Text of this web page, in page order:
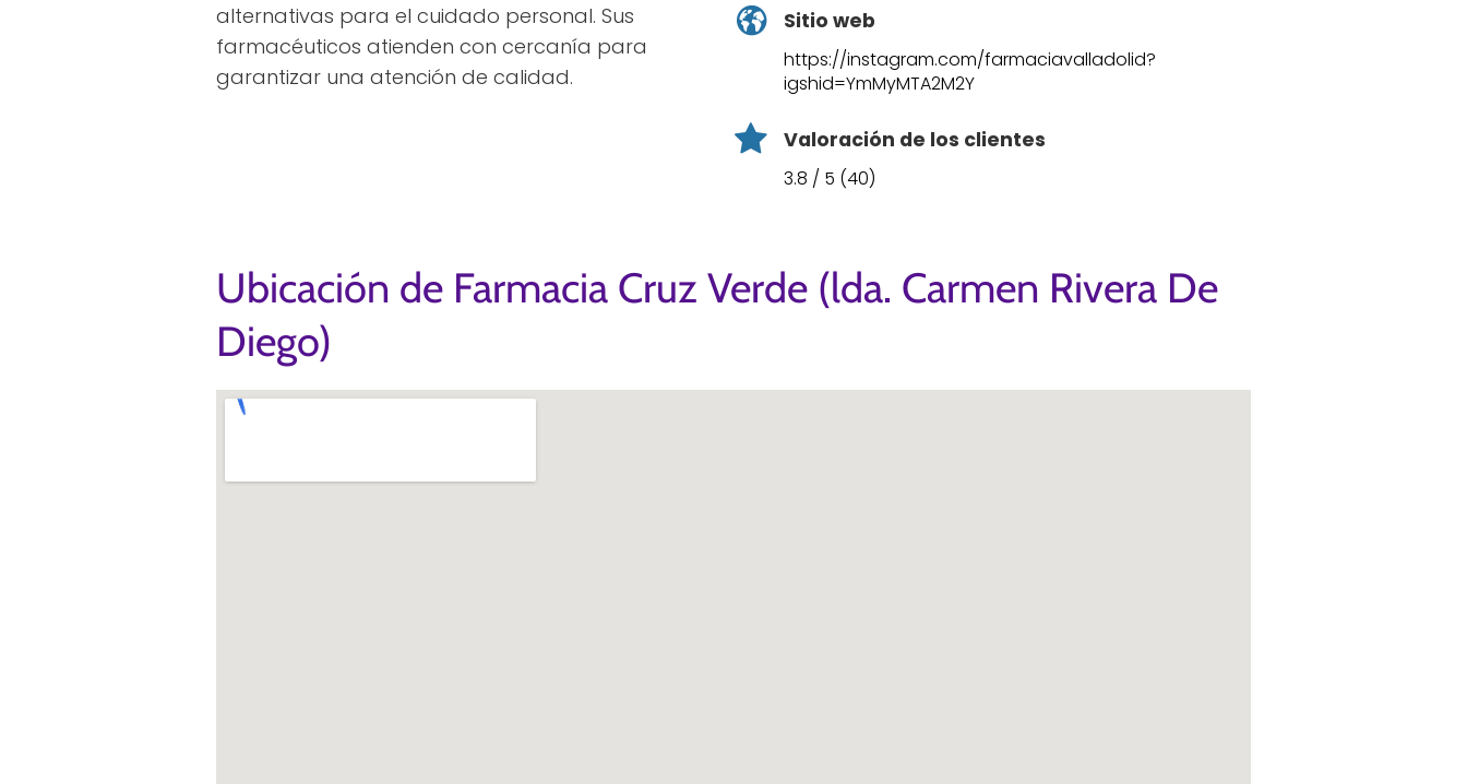
alternativas para el cuidado personal. Sus
farmacéuticos atienden con cercanía para
garantizar una atención de calidad.
Sitio web
https://instagram.com/farmaciavalladolid?
igshid=YmMyMTA2M2Y
Valoración de los clientes
3.8 / 5 (40)
Ubicación de Farmacia Cruz Verde (lda. Carmen Rivera De
Diego)